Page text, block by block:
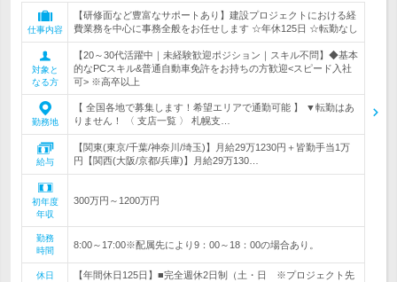
仕事内容
【研修面など豊富なサポートあり】建設プロジェクトにおける経
費業務を中心に事務全般をお任せします ☆年休125日 ☆転勤なし
対象と
なる方
【20～30代活躍中｜未経験歓迎ポジション｜スキル不問】◆基本
的なPCスキル&普通自動車免許をお持ちの方歓迎<スピード入社
可> ※高卒以上
勤務地
【 全国各地で募集します！希望エリアで通勤可能 】 ▼転勤はあ
りません！ 〈 支店一覧 〉 札幌支…
給与
【関東(東京/千葉/神奈川/埼玉)】月給29万1230円＋皆勤手当1万
円【関西(大阪/京都/兵庫)】月給29万130…
初年度
年収
300万円～1200万円
勤務
時間
8:00～17:00※配属先により9：00～18：00の場合あり。
休日
【年間休日125日】■完全週休2日制（土・日 ※プロジェクト先